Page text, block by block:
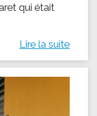
qui était
Lire la suite